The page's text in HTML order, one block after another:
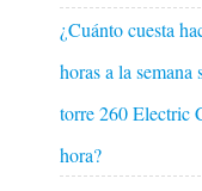
¿Cuánto cuesta
horas a la
torre 260 Electric
hora?